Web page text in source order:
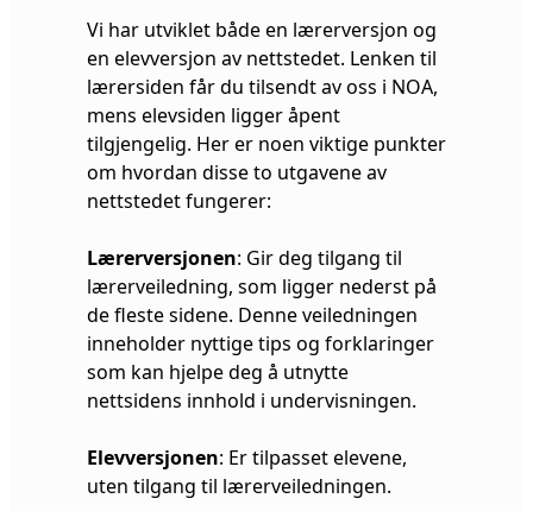
Vi har utviklet både en lærerversjon og
en elevversjon av nettstedet. Lenken til
lærersiden får du tilsendt av oss i NOA,
mens elevsiden ligger åpent
tilgjengelig. Her er noen viktige punkter
om hvordan disse to utgavene av
nettstedet fungerer:
Lærerversjonen: Gir deg tilgang til
lærerveiledning, som ligger nederst på
de fleste sidene. Denne veiledningen
inneholder nyttige tips og forklaringer
som kan hjelpe deg å utnytte
nettsidens innhold i undervisningen.
Elevversjonen: Er tilpasset elevene,
uten tilgang til lærerveiledningen.